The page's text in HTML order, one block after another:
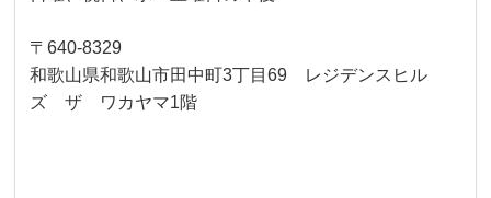
〒640-8329
和歌山県和歌山市田中町3丁目69 レジデンスヒル
ズ ザ ワカヤマ1階